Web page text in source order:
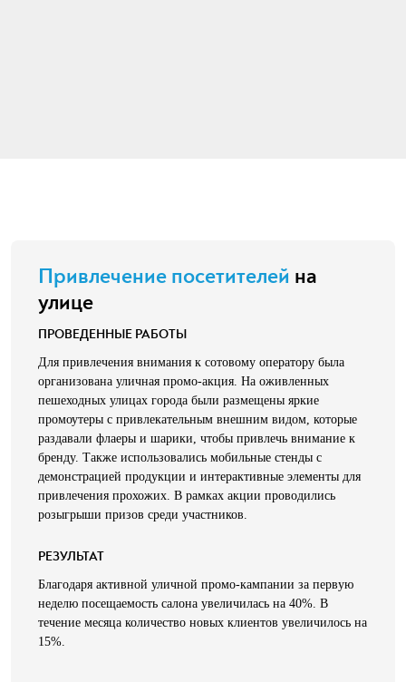
Привлечение посетителей на
улице
ПРОВЕДЕННЫЕ РАБОТЫ
Для привлечения внимания к сотовому оператору была
организована уличная промо-акция. На оживленных
пешеходных улицах города были размещены яркие
промоутеры с привлекательным внешним видом, которые
раздавали флаеры и шарики, чтобы привлечь внимание к
бренду. Также использовались мобильные стенды с
демонстрацией продукции и интерактивные элементы для
привлечения прохожих. В рамках акции проводились
розыгрыши призов среди участников.
РЕЗУЛЬТАТ
Благодаря активной уличной промо-кампании за первую
неделю посещаемость салона увеличилась на 40%. В
течение месяца количество новых клиентов увеличилось на
15%.